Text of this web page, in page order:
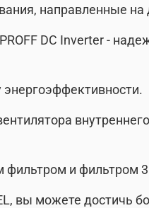
направленные
DC Inverter -
энергоэффективности.
и фильтром
вы можете достичь